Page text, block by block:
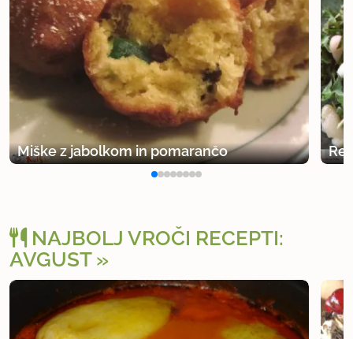
Miške z jabolkom in pomarančo
NAJBOLJ VROČI RECEPTI:
AVGUST